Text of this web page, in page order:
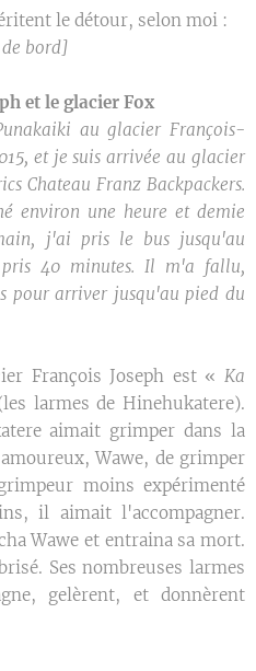
le détour, selon moi :
bord]
et le glacier Fox
au glacier François-
et je suis arrivée au glacier
Chateau Franz Backpackers.
environ une heure et demie
j'ai pris le bus jusqu'au
40 minutes. Il m'a fallu,
pour arriver jusqu'au pied du
François Joseph est « Ka
larmes de Hinehukatere).
aimait grimper dans la
Wawe, de grimper
moins expérimenté
il aimait l'accompagner.
Wawe et entraina sa mort.
Ses nombreuses larmes
gelèrent, et donnèrent